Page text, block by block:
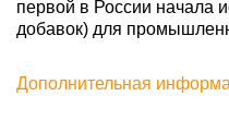
первой в России начала
добавок) для
Дополнительная